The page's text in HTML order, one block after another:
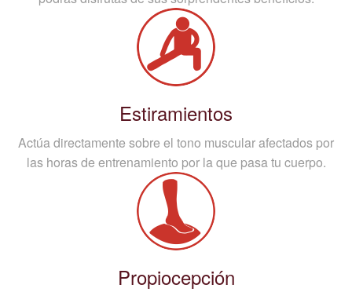
Estiramientos
Actúa directamente sobre el tono muscular afectados por
las horas de entrenamiento por la que pasa tu cuerpo.
Propiocepción